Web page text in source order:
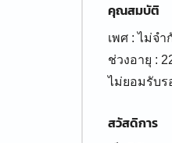
คุณสมบัติ
เพศ : ไม่จำ
ช่วงอายุ :
ไม่ยอมรับร
สวัสดิการ